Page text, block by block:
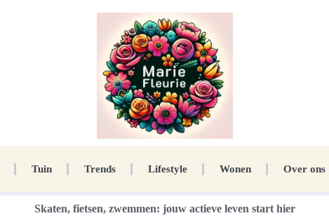
Tuin Trends Lifestyle Wonen Over ons
Skaten, fietsen, zwemmen: jouw actieve leven start hier